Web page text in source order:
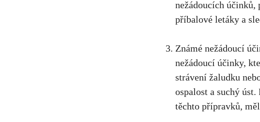
nežádoucích účinků,
‌příbalové letáky a
Známé nežádoucí
⁣nežádoucí účinky,
strávení žaludku
ospalost a suchý
těchto přípravků,